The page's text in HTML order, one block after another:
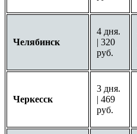
Челябинск
4 дня.
| 320
руб.
Черкесск
3 дня.
| 469
руб.